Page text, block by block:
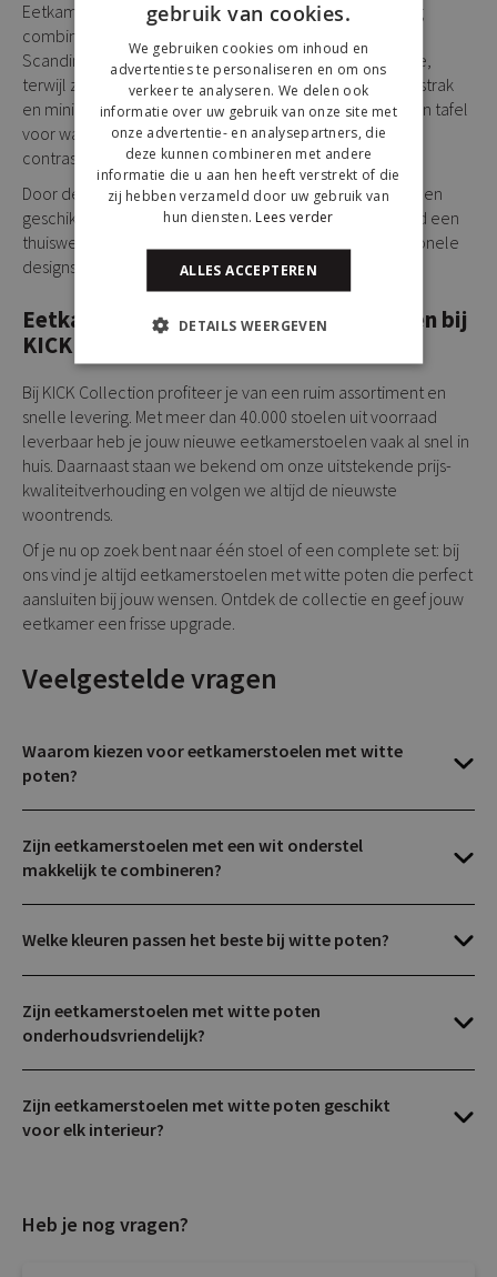
Eetkamerstoelen met witte poten laten zich eenvoudig
combineren met verschillende interieurstijlen. In een
Scandinavisch interieur zorgen ze voor rust en harmonie,
terwijl ze in een modern interieur juist zorgen voor een strak
en minimalistisch geheel. Combineer ze met een houten tafel
voor warmte of met een zwarte tafel voor een krachtig
contrast.
Door de veelzijdigheid van deze stoelen zijn ze niet alleen
geschikt voor de eetkamer, maar ook voor bijvoorbeeld een
thuiswerkplek of vergaderruimte. Zo haal je multifunctionele
designstoelen in huis die jarenlang meegaan.
Eetkamerstoelen met witte poten kopen bij
KICK Collection
Bij KICK Collection profiteer je van een ruim assortiment en
snelle levering. Met meer dan 40.000 stoelen uit voorraad
leverbaar heb je jouw nieuwe eetkamerstoelen vaak al snel in
huis. Daarnaast staan we bekend om onze uitstekende prijs-
kwaliteitverhouding en volgen we altijd de nieuwste
woontrends.
Of je nu op zoek bent naar één stoel of een complete set: bij
ons vind je altijd eetkamerstoelen met witte poten die perfect
aansluiten bij jouw wensen. Ontdek de collectie en geef jouw
eetkamer een frisse upgrade.
Veelgestelde vragen
Waarom kiezen voor eetkamerstoelen met witte
poten?
Zijn eetkamerstoelen met een wit onderstel
makkelijk te combineren?
Welke kleuren passen het beste bij witte poten?
Zijn eetkamerstoelen met witte poten
onderhoudsvriendelijk?
Zijn eetkamerstoelen met witte poten geschikt
voor elk interieur?
Heb je nog vragen?
gebruik van cookies.
We gebruiken cookies om inhoud en
advertenties te personaliseren en om ons
verkeer te analyseren. We delen ook
informatie over uw gebruik van onze site met
onze advertentie- en analysepartners, die
deze kunnen combineren met andere
informatie die u aan hen heeft verstrekt of die
zij hebben verzameld door uw gebruik van
hun diensten. Lees verder
ALLES ACCEPTEREN
DETAILS WEERGEVEN